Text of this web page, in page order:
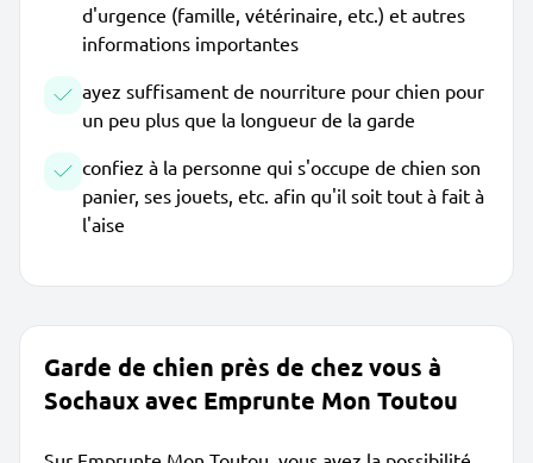
d'urgence (famille, vétérinaire, etc.) et autres
informations importantes
ayez suffisament de nourriture pour chien pour
un peu plus que la longueur de la garde
confiez à la personne qui s'occupe de chien son
panier, ses jouets, etc. afin qu'il soit tout à fait à
l'aise
Garde de chien près de chez vous à
Sochaux avec Emprunte Mon Toutou